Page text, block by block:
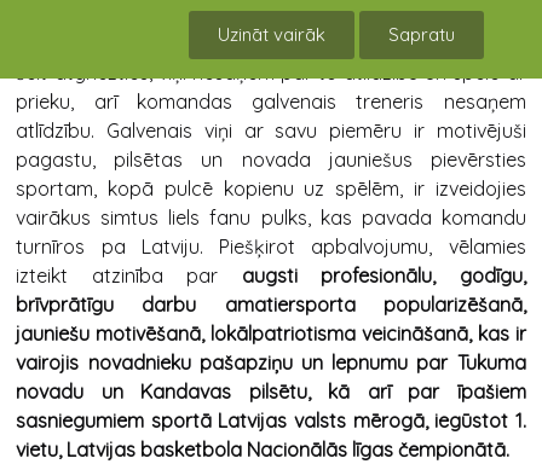
Uzināt vairāk Sapratu
popularizējot Kandavas novadu un pozitīvi veidojot
Kandavas tēlu. Puišiem ir vēlme pārstāvēt savu pilsētu,
prieku, arī komandas galvenais treneris nesaņem
atlīdzību. Galvenais viņi ar savu piemēru ir motivējuši
pagastu, pilsētas un novada jauniešus pievērsties
sportam, kopā pulcē kopienu uz spēlēm, ir izveidojies
vairākus simtus liels fanu pulks, kas pavada komandu
turnīros pa Latviju. Piešķirot apbalvojumu, vēlamies
izteikt atzinība par augsti profesionālu, godīgu,
brīvprātīgu darbu amatiersporta popularizēšanā,
jauniešu motivēšanā, lokālpatriotisma veicināšanā, kas ir
vairojis novadnieku pašapziņu un lepnumu par Tukuma
novadu un Kandavas pilsētu, kā arī par īpašiem
sasniegumiem sportā Latvijas valsts mērogā, iegūstot 1.
vietu, Latvijas basketbola Nacionālās līgas čempionātā.